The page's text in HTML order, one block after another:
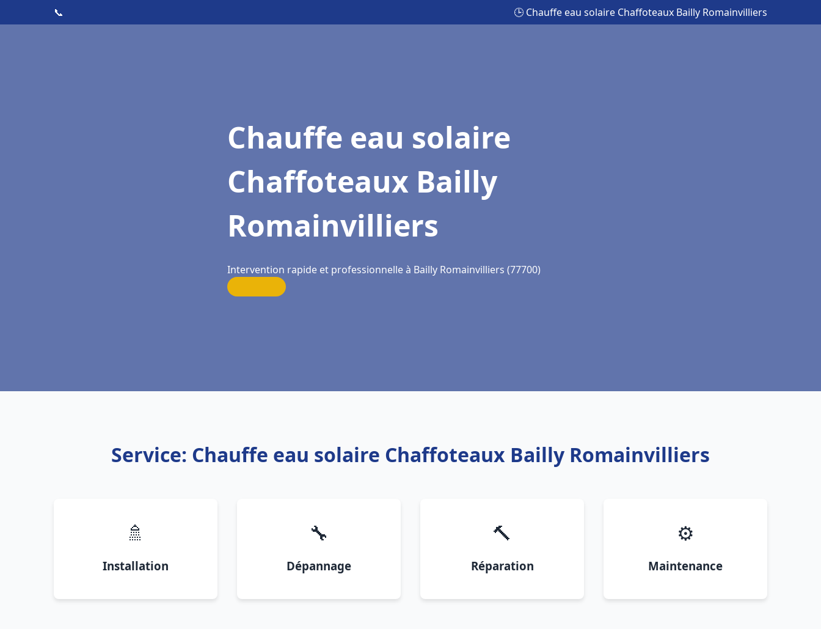
📞 🕒 Chauffe eau solaire Chaffoteaux Bailly Romainvilliers
Chauffe eau solaire
Chaffoteaux Bailly
Romainvilliers
Intervention rapide et professionnelle à Bailly Romainvilliers (77700)
Service: Chauffe eau solaire Chaffoteaux Bailly Romainvilliers
🚿
Installation
🔧
Dépannage
🔨
Réparation
⚙️
Maintenance